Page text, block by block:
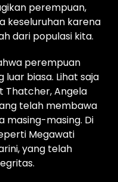
perempuan,
keseluruhan karena
dari populasi kita.
perempuan
biasa. Lihat saja
Angela
telah membawa
masing-masing. Di
Megawati
yang telah